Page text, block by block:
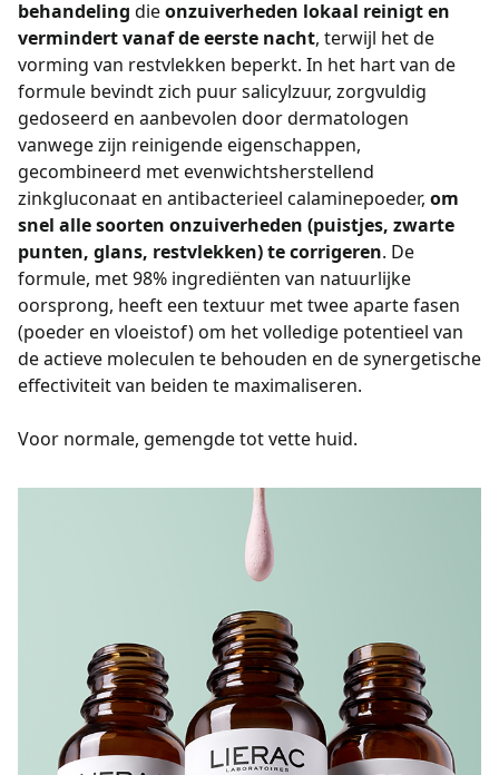
behandeling dieonzuiverheden lokaal reinigt en
vermindert vanaf de eerste nacht, terwijl het de
vorming van restvlekken beperkt. In het hart van de
formule bevindt zich puur salicylzuur, zorgvuldig
gedoseerd en aanbevolen door dermatologen
vanwege zijn reinigende eigenschappen,
gecombineerd met evenwichtsherstellend
zinkgluconaat en antibacterieel calaminepoeder, om
snel alle soorten onzuiverheden (puistjes, zwarte
punten, glans, restvlekken) te corrigeren. De
formule, met 98% ingrediënten van natuurlijke
oorsprong, heeft een textuur met twee aparte fasen
(poeder en vloeistof) om het volledige potentieel van
de actieve moleculen te behouden en de synergetische
effectiviteit van beiden te maximaliseren.
Voor normale, gemengde tot vette huid.